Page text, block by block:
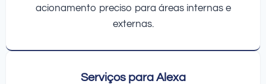
acionamento preciso para áreas internas e
externas.
Serviços para Alexa